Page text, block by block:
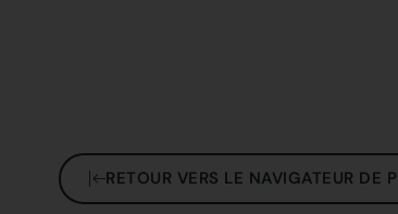
RETOUR VERS LE NAVIGATEUR DE